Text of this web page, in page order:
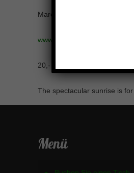
Marcus Breiteneder is
www.sommerberg-hotel.de
20,- Euro including breakfast,
The spectacular sunrise is
Menü